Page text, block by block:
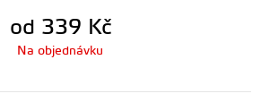
od 339 Kč
Na objednávku